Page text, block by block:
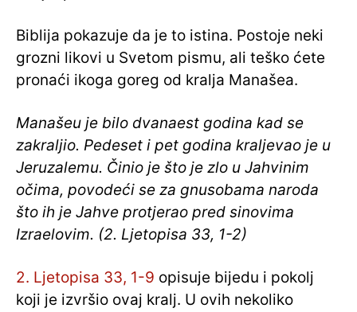
Biblija pokazuje da je to istina. Postoje neki
grozni likovi u Svetom pismu, ali teško ćete
pronaći ikoga goreg od kralja Manašea.
Manašeu je bilo dvanaest godina kad se
zakraljio. Pedeset i pet godina kraljevao je u
Jeruzalemu. Činio je što je zlo u Jahvinim
očima, povodeći se za gnusobama naroda
što ih je Jahve protjerao pred sinovima
Izraelovim. (2. Ljetopisa 33, 1-2)
2. Ljetopisa 33, 1-9 opisuje bijedu i pokolj
koji je izvršio ovaj kralj. U ovih nekoliko